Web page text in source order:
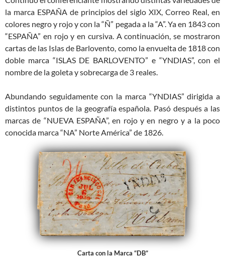
la marca ESPAÑA de principios del siglo XIX, Correo Real, en
colores negro y rojo y con la “Ñ” pegada a la “A”. Ya en 1843 con
“ESPAÑA” en rojo y en cursiva. A continuación, se mostraron
cartas de las Islas de Barlovento, como la envuelta de 1818 con
doble marca “ISLAS DE BARLOVENTO” e “YNDIAS”, con el
nombre de la goleta y sobrecarga de 3 reales.
Abundando seguidamente con la marca “YNDIAS” dirigida a
distintos puntos de la geografía española. Pasó después a las
marcas de “NUEVA ESPAÑA”, en rojo y en negro y a la poco
conocida marca “NA” Norte América” de 1826.
Carta con la Marca “DB”